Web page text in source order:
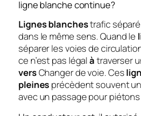
ligne blanche continue?
Lignes blanchestrafic
dans le même sens. Quand le
séparer les voies de
ce n’est pas légalàtraverser
versChanger de voie. Ces
pleinesprécèdent souvent
avec un passage pour